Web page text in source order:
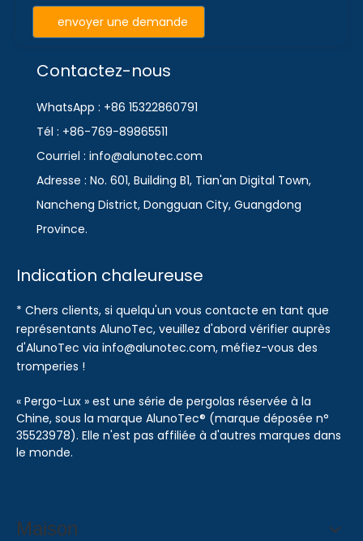
envoyer une demande
Contactez-nous
WhatsApp : +86 15322860791
Tél : +86-769-89865511
Courriel : info@alunotec.com
Adresse : No. 601, Building B1, Tian'an Digital Town,
Nancheng District, Dongguan City, Guangdong
Province.
Indication chaleureuse
* Chers clients, si quelqu'un vous contacte en tant que
représentants AlunoTec, veuillez d'abord vérifier auprès
d'AlunoTec via info@alunotec.com, méfiez-vous des
tromperies !
« Pergo-Lux » est une série de pergolas réservée à la
Chine, sous la marque AlunoTec® (marque déposée n°
35523978). Elle n'est pas affiliée à d'autres marques dans
le monde.
Maison